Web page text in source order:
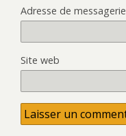
Adresse de messagerie
Site web